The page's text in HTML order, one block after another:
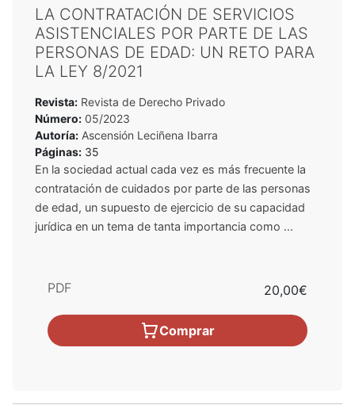
LA CONTRATACIÓN DE SERVICIOS
ASISTENCIALES POR PARTE DE LAS
PERSONAS DE EDAD: UN RETO PARA
LA LEY 8/2021
Revista: Revista de Derecho Privado
Número: 05/2023
Autoría: Ascensión Leciñena Ibarra
Páginas: 35
En la sociedad actual cada vez es más frecuente la
contratación de cuidados por parte de las personas
de edad, un supuesto de ejercicio de su capacidad
jurídica en un tema de tanta importancia como ...
PDF 20,00€
Comprar